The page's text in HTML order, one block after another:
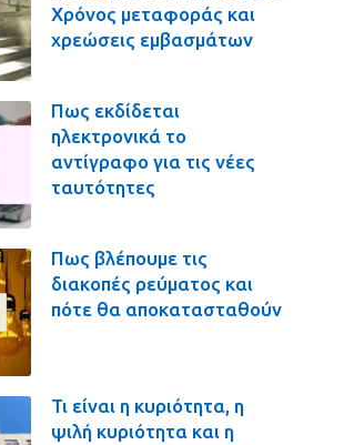
Χρόνος μεταφοράς και
χρεώσεις εμβασμάτων
Πως εκδίδεται
ηλεκτρονικά το
αντίγραφο για τις νέες
ταυτότητες
Πως βλέπουμε τις
διακοπές ρεύματος και
πότε θα αποκατασταθούν
Τι είναι η κυριότητα, η
ψιλή κυριότητα και η